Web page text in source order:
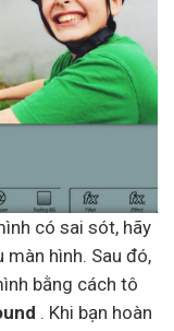
có sai sót, hãy
màn hình. Sau đó,
bằng cách tô
. Khi bạn hoàn